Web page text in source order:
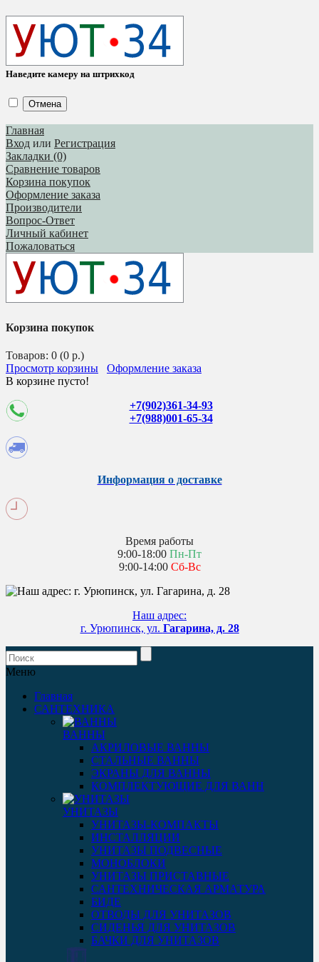
Наведите камеру на штрихкод
Отмена
Главная
Вход или Регистрация
Закладки (0)
Сравнение товаров
Корзина покупок
Оформление заказа
Производители
Вопрос-Ответ
Личный кабинет
Пожаловаться
Корзина покупок
Товаров: 0 (0 р.)
Просмотр корзины
Оформление заказа
В корзине пусто!
+7(902)361-34-93
+7(988)001-65-34
Информация о доставке
Время работы
9:00-18:00 Пн-Пт
9:00-14:00 Сб-Вс
Наш адрес:
г. Урюпинск, ул. Гагарина, д. 28
Меню
Главная
САНТЕХНИКА
ВАННЫ
АКРИЛОВЫЕ ВАННЫ
СТАЛЬНЫЕ ВАННЫ
ЭКРАНЫ ДЛЯ ВАННЫ
КОМПЛЕКТУЮЩИЕ ДЛЯ ВАНН
УНИТАЗЫ
УНИТАЗЫ-КОМПАКТЫ
ИНСТАЛЛЯЦИИ
УНИТАЗЫ ПОДВЕСНЫЕ
МОНОБЛОКИ
УНИТАЗЫ ПРИСТАВНЫЕ
САНТЕХНИЧЕСКАЯ АРМАТУРА
БИДЕ
ОТВОДЫ ДЛЯ УНИТАЗОВ
СИДЕНЬЯ ДЛЯ УНИТАЗОВ
БАЧКИ ДЛЯ УНИТАЗОВ